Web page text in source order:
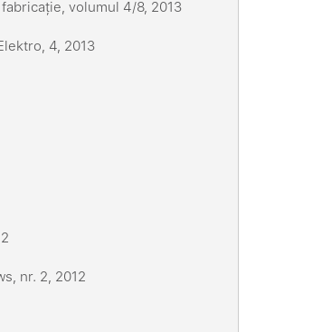
volumul 4/8, 2013
4, 2013
nr. 2, 2012